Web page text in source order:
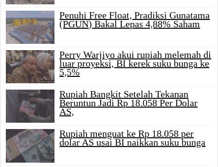
Penuhi Free Float, Pradiksi Gunatama
(PGUN) Bakal Lepas 4,88% Saham
Perry Warjiyo akui rupiah melemah di
luar proyeksi, BI kerek suku bunga ke
5,5%
Rupiah Bangkit Setelah Tekanan
Beruntun Jadi Rp 18.058 Per Dolar
AS,
Rupiah menguat ke Rp 18.058 per
dolar AS usai BI naikkan suku bunga